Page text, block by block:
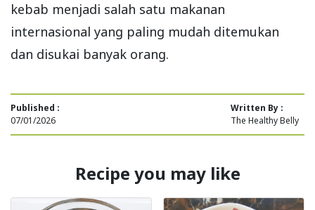
kebab menjadi salah satu makanan
internasional yang paling mudah ditemukan
dan disukai banyak orang.
Published :
07/01/2026
Written By :
The Healthy Belly
Recipe you may like